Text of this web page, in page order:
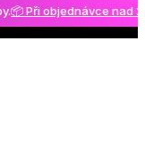
objednávce nad